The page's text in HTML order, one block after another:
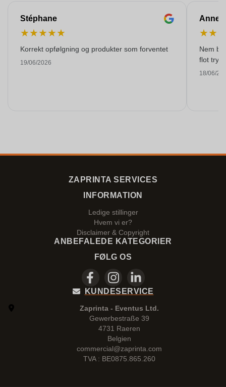
Stéphane
★★★★★
Korrekt opfølgning og produkter som forventet
19/06/2026
Anne-
★★
Nem
flot tryk!
18/06/
ZAPRINTA SERVICES
INFORMATION
Ledige stillinger
Hvem vi er?
Disclaimer & Copyright
ANBEFALEDE KATEGORIER
FØLG OS
KUNDESERVICE
Zaprinta - Eventus Ltd.
Gewerbestraße 39
4731 Raeren
Belgien
commercial@zaprinta.com
TVA : BE0875.865.260